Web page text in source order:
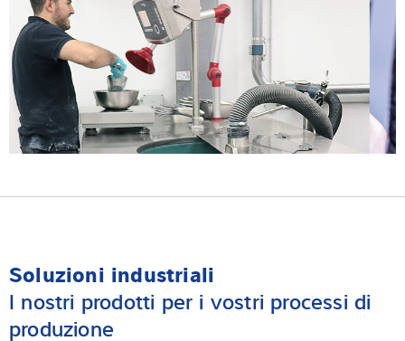
Soluzioni industriali
I nostri prodotti per i vostri processi di
produzione